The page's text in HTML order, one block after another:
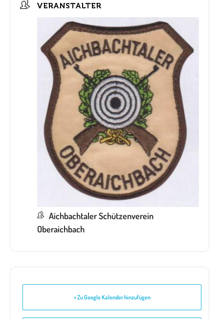
VERANSTALTER
Aichbachtaler Schützenverein
Oberaichbach
+ Zu Google Kalender hinzufügen